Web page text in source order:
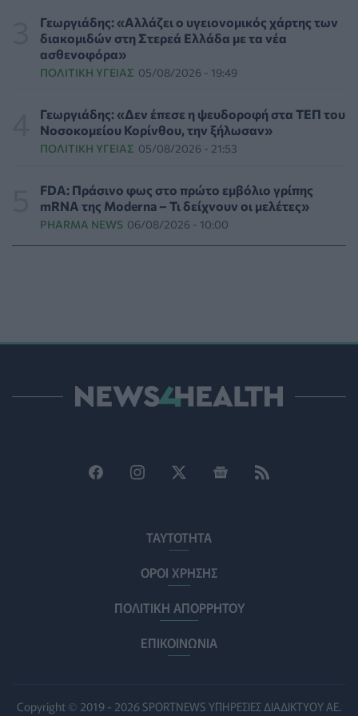
Πέθανε στα 26 της η influencer Σίντνεϊ Τάουλ που
μοιράστηκε επί τρία χρόνια τη μάχη της με σπάνιο
καρκίνο
Απώλεια βάρους: Οι τρεις παράγοντες που κρίνουν το
αποτέλεσμα σύμφωνα με ειδικό στην παχυσαρκία
Ο ΙΣΑ συνιστά τη λήψη σχολαστικών μέτρων ατομικής
προστασίας από τον ιό του Δυτικού Νείλου
ΥΓΕΊΑ 07/08/2026 - 15:42
PET 07/08/2026 - 15:02
ΠΟΛΙΤΙΚΉ ΥΓΕΊΑΣ 07/08/2026 - 14:39
σοβαρής εγκεφαλικής κάκωσης
ΗΠΑ: Μεγάλη τράπεζα επενδύει 250 εκατ. δολάρια
τον χρόνο για φάρμακα GLP-1 στους εργαζομένους
07/08/2026 - 13:00
Γεωργιάδης: «Αλλάζει ο υγειονομικός χάρτης των
διακομιδών στη Στερεά Ελλάδα με τα νέα
ασθενοφόρα»
ΠΟΛΙΤΙΚΉ ΥΓΕΊΑΣ 05/08/2026 - 19:49
Γεωργιάδης: «Δεν έπεσε η ψευδοροφή στα ΤΕΠ του
Νοσοκομείου Κορίνθου, την ξήλωσαν»
ΠΟΛΙΤΙΚΉ ΥΓΕΊΑΣ 05/08/2026 - 21:53
FDA: Πράσινο φως στο πρώτο εμβόλιο γρίπης
mRNA της Moderna – Τι δείχνουν οι μελέτες»
PHARMA NEWS 06/08/2026 - 10:00
ΤΑΥΤΟΤΗΤΑ
ΟΡΟΙ ΧΡΗΣΗΣ
ΠΟΛΙΤΙΚΗ ΑΠΟΡΡΗΤΟΥ
ΕΠΙΚΟΙΝΩΝΙΑ
Copyright © 2019 - 2026 SPORTNEWS ΥΠΗΡΕΣΙΕΣ ΔΙΑΔΙΚΤΥΟΥ ΑΕ.